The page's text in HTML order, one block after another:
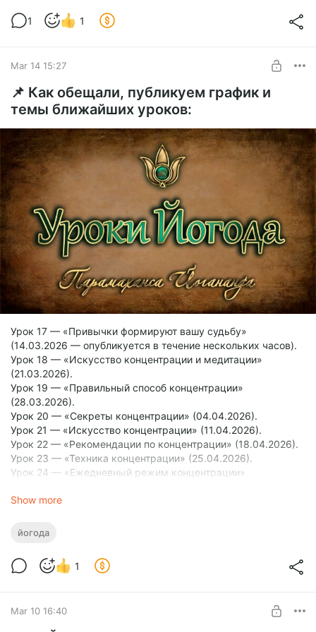
1 1
Mar 14 15:27
📌 Как обещали, публикуем график и
темы ближайших уроков:
Урок 17 — «Привычки формируют вашу судьбу»
(14.03.2026 — опубликуется в течение нескольких часов).
Урок 18 — «Искусство концентрации и медитации»
(21.03.2026).
Урок 19 — «Правильный способ концентрации»
(28.03.2026).
Урок 20 — «Секреты концентрации» (04.04.2026).
Урок 21 — «Искусство концентрации» (11.04.2026).
Урок 22 — «Рекомендации по концентрации» (18.04.2026).
Урок 23 — «Техника концентрации» (25.04.2026).
Урок 24 — «Ежедневный режим концентрации»
Урок 25 — «Контроль дыхания» (09.05.2026).
Урок 27 — «Как избавиться от нервозности» (30.05.2026).
последний в данной теме, и уже с 18 урока начинается
очень важная тема «Концентрация». Ценность этого учения
Мы знаем, что сам Йогананда в определённый период
практиковал такие техники концентрации как Хонг-Со на
Show more
йогода
1
Mar 10 16:40